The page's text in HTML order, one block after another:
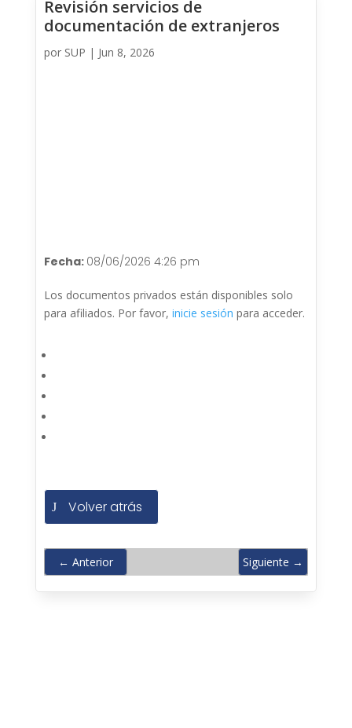
Revisión servicios de
documentación de extranjeros
por SUP | Jun 8, 2026
Fecha: 08/06/2026 4:26 pm
Los documentos privados están disponibles solo
para afiliados. Por favor, inicie sesión para acceder.
Volver atrás
← Anterior Siguiente →